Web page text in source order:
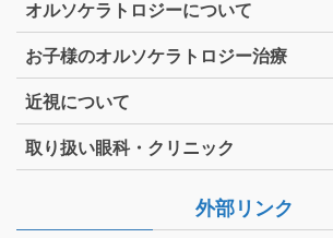
オルソケラトロジーについて
お子様のオルソケラトロジー治療
近視について
取り扱い眼科・クリニック
外部リンク